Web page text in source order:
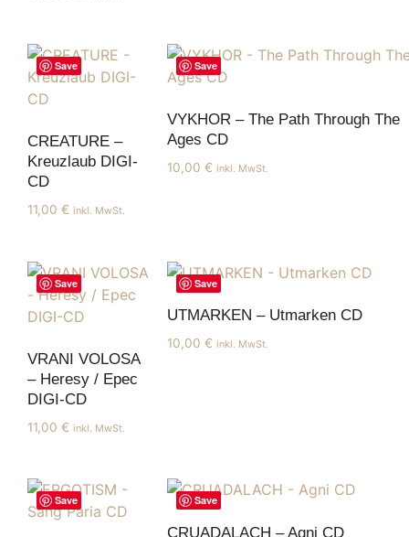
Save
CREATURE –
Kreuzlaub DIGI-
CD
11,00 € inkl. MwSt.
Save
VYKHOR – The Path Through The
Ages CD
10,00 € inkl. MwSt.
Save
VRANI VOLOSA
– Heresy / Epec
DIGI-CD
11,00 € inkl. MwSt.
Save
UTMARKEN – Utmarken CD
10,00 € inkl. MwSt.
Save Save
CRUADALACH – Agni CD